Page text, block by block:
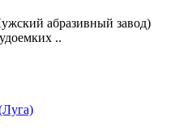
абразивный завод)
..